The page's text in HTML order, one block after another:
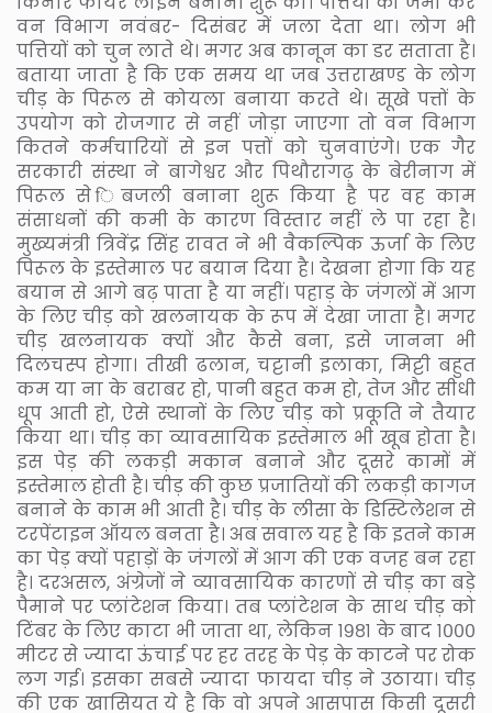
वन विभाग नवंबर- दिसंबर में जला देता था। लोग भी
पत्तियों को चुन लाते थे। मगर अब कानून का डर सताता है।
बताया जाता है कि एक समय था जब उत्तराखण्ड के लोग
चीड़ के पिरूल से कोयला बनाया करते थे। सूखे पत्तों के
उपयोग को रोजगार से नहीं जोड़ा जाएगा तो वन विभाग
कितने कर्मचारियों से इन पत्तों को चुनवाएंगे। एक गैर
सरकारी संस्था ने बागेश्वर और पिथौरागढ़ के बेरीनाग में
पिरूल से िबजली बनाना शुरू किया है पर वह काम
संसाधनों की कमी के कारण विस्तार नहीं ले पा रहा है।
मुख्यमंत्री त्रिवेंद्र सिंह रावत ने भी वैकल्पिक ऊर्जा के लिए
पिरूल के इस्तेमाल पर बयान दिया है। देखना होगा कि यह
बयान से आगे बढ़ पाता है या नहीं। पहाड़ के जंगलों में आग
के लिए चीड़ को खलनायक के रूप में देखा जाता है। मगर
चीड़ खलनायक क्यों और कैसे बना, इसे जानना भी
दिलचस्प होगा। तीखी ढलान, चट्टानी इलाका, मिट्टी बहुत
कम या ना के बराबर हो, पानी बहुत कम हो, तेज और सीधी
धूप आती हो, ऐसे स्थानों के लिए चीड़ को प्रकूति ने तैयार
किया था। चीड़ का व्यावसायिक इस्तेमाल भी खूब होता है।
इस पेड़ की लकड़ी मकान बनाने और दूसरे कामों में
इस्तेमाल होती है। चीड़ की कुछ प्रजातियों की लकड़ी कागज
बनाने के काम भी आती है। चीड़ के लीसा के डिस्टिलेशन से
टरपेंटाइन ऑयल बनता है। अब सवाल यह है कि इतने काम
का पेड़ क्यों पहाड़ों के जंगलों में आग की एक वजह बन रहा
है। दरअसल, अंग्रेजों ने व्यावसायिक कारणों से चीड़ का बड़े
पैमाने पर प्लांटेशन किया। तब प्लांटेशन के साथ चीड़ को
टिंबर के लिए काटा भी जाता था, लेकिन १९८१ के बाद १०००
मीटर से ज्यादा ऊंचाई पर हर तरह के पेड़ के काटने पर रोक
लग गई। इसका सबसे ज्यादा फायदा चीड़ ने उठाया। चीड़
की एक खासियत ये है कि वो अपने आसपास किसी दूसरी